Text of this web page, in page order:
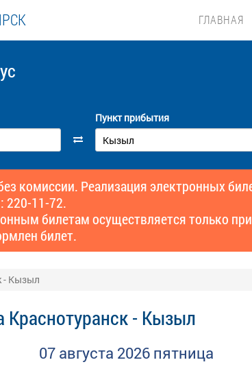
ГЛАВНАЯ
Пункт прибытия
комиссии. Реализация электронных
220-11-72.
билетам осуществляется только
билет.
- Кызыл
Краснотуранск - Кызыл
07 августа 2026 пятница